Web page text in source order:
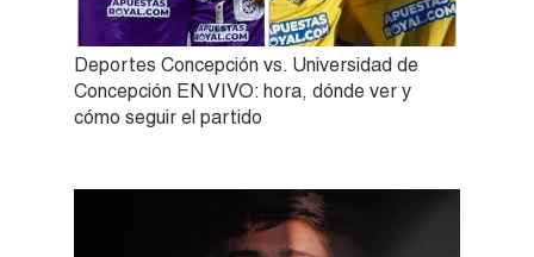
Deportes Concepción vs. Universidad de
Concepción EN VIVO: hora, dónde ver y
cómo seguir el partido